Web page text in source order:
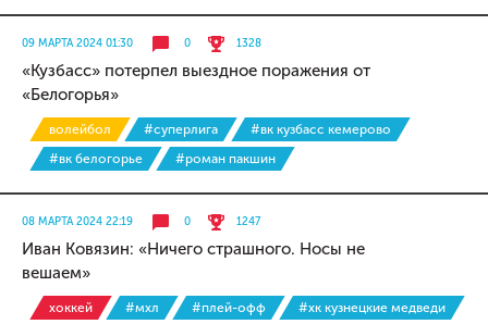
09 МАРТА 2024 01:30 0 1328
«Кузбасс» потерпел выездное поражения от
«Белогорья»
волейбол #суперлига
#вк кузбасс кемерово
#вк белогорье
#роман пакшин
08 МАРТА 2024 22:19 0 1247
Иван Ковязин: «Ничего страшного. Носы не
вешаем»
хоккей #мхл #плей-офф
#хк кузнецкие медведи